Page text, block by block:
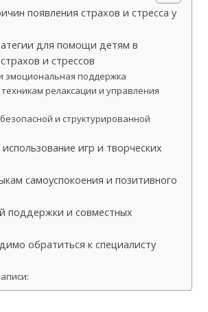
появления страхов и стресса у
для помощи детям в
и стрессов
эмоциональная поддержка
релаксации и управления
и структурированной
игр и творческих
самоуспокоения и позитивного
поддержки и совместных
обратиться к специалисту